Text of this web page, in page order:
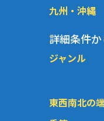
九州・沖縄
詳細条件
ジャンル
東西南北の